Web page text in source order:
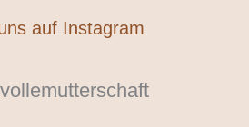
auf Instagram